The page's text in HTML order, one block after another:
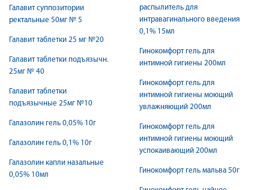
Галавит суппозитории
ректальные 50мг № 5
Галавит таблетки 25 мг №20
Галавит таблетки подъязычн.
25мг № 40
Галавит таблетки
подъязычные 25мг №10
Галазолин гель 0,05% 10г
Галазолин гель 0,1% 10г
Галазолин капли назальные
0,05% 10мл
распылитель для
интравагинального введения
0,1% 15мл
Гинокомфорт гель для
интимной гигиены 200мл
Гинокомфорт гель для
интимной гигиены моющий
увлажняющий 200мл
Гинокомфорт гель для
интимной гигиены моющий
успокаивающий 200мл
Гинокомфорт гель мальва 50г